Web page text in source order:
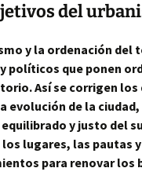
del
y la ordenación
políticos que ponen
Así se corrigen
evolución de la
y justo del
lugares, las pautas
para renovar los